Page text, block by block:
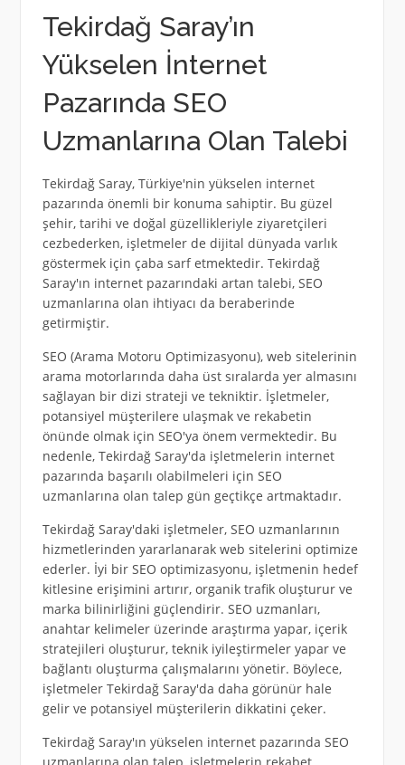
Tekirdağ Saray’ın
Yükselen İnternet
Pazarında SEO
Uzmanlarına Olan Talebi
Tekirdağ Saray, Türkiye'nin yükselen internet
pazarında önemli bir konuma sahiptir. Bu güzel
şehir, tarihi ve doğal güzellikleriyle ziyaretçileri
cezbederken, işletmeler de dijital dünyada varlık
göstermek için çaba sarf etmektedir. Tekirdağ
Saray'ın internet pazarındaki artan talebi, SEO
uzmanlarına olan ihtiyacı da beraberinde
getirmiştir.
SEO (Arama Motoru Optimizasyonu), web sitelerinin
arama motorlarında daha üst sıralarda yer almasını
sağlayan bir dizi strateji ve tekniktir. İşletmeler,
potansiyel müşterilere ulaşmak ve rekabetin
önünde olmak için SEO'ya önem vermektedir. Bu
nedenle, Tekirdağ Saray'da işletmelerin internet
pazarında başarılı olabilmeleri için SEO
uzmanlarına olan talep gün geçtikçe artmaktadır.
Tekirdağ Saray'daki işletmeler, SEO uzmanlarının
hizmetlerinden yararlanarak web sitelerini optimize
ederler. İyi bir SEO optimizasyonu, işletmenin hedef
kitlesine erişimini artırır, organik trafik oluşturur ve
marka bilinirliğini güçlendirir. SEO uzmanları,
anahtar kelimeler üzerinde araştırma yapar, içerik
stratejileri oluşturur, teknik iyileştirmeler yapar ve
bağlantı oluşturma çalışmalarını yönetir. Böylece,
işletmeler Tekirdağ Saray'da daha görünür hale
gelir ve potansiyel müşterilerin dikkatini çeker.
Tekirdağ Saray'ın yükselen internet pazarında SEO